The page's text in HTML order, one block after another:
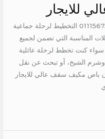
للايجار
باص مكيف سقف عالي للايجار 01115675586 التخطيط لرحلة جماعية
المناسبة التي تضمن لجميع
سواء كنت تخطط لرحلة عائلية
وشرم الشيخ، أو تبحث عن نقل
باص مكيف سقف عالي للايجار